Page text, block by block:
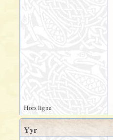
Hors ligne
Yyr